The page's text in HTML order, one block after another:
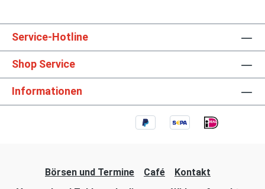
Service-Hotline
Shop Service
Informationen
Börsen und Termine Café
Kontakt